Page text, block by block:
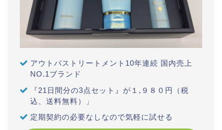
アウトバストリートメント10年連続 国内売上
NO.1ブランド
『21日間分の3点セット』が１,９８０円（税
込、送料無料）」
定期契約の必要なしなので気軽に試せる